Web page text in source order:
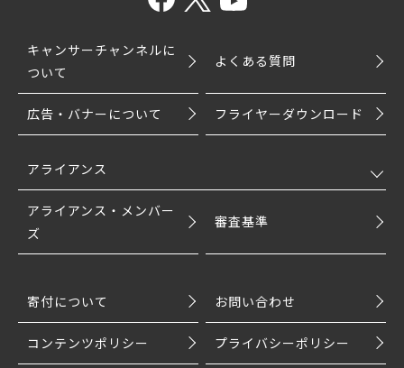
キャンサーチャンネルに
ついて
よくある質問
広告・バナーについて フライヤーダウンロード
アライアンス
アライアンス・メンバー
ズ
審査基準
寄付について お問い合わせ
コンテンツポリシー プライバシーポリシー